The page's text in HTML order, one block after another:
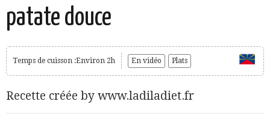
patate douce
Temps de cuisson :Environ 2h En vidéo Plats
Recette créée by www.ladiladiet.fr